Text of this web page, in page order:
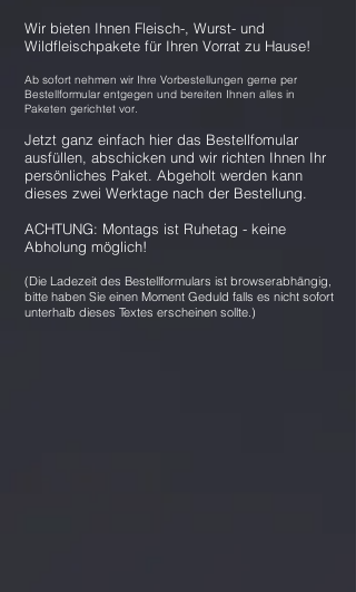
Wir bieten Ihnen Fleisch-, Wurst- und
Wildfleischpakete für Ihren Vorrat zu Hause!
Ab sofort nehmen wir Ihre Vorbestellungen gerne per
Bestellformular entgegen und bereiten Ihnen alles in
Paketen gerichtet vor.
Jetzt ganz einfach hier das Bestellfomular
ausfüllen, abschicken und wir richten Ihnen Ihr
persönliches Paket. Abgeholt werden kann
dieses zwei Werktage nach der Bestellung.
ACHTUNG: Montags ist Ruhetag - keine
Abholung möglich!
(Die Ladezeit des Bestellformulars ist browserabhängig,
bitte haben Sie einen Moment Geduld falls es nicht sofort
unterhalb dieses Textes erscheinen sollte.)